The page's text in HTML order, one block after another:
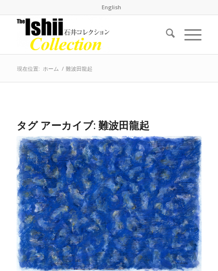
English
現在位置: ホーム / 難波田龍起
タグ アーカイブ: 難波田龍起